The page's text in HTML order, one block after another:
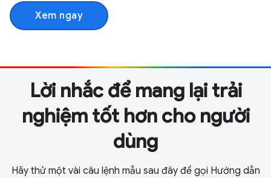
Xem ngay
Lời nhắc để mang lại trải
nghiệm tốt hơn cho người
dùng
Hãy thử một vài câu lệnh mẫu sau đây để gọi Hướng dẫn